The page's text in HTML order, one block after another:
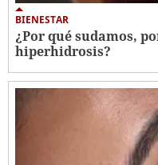
BIENESTAR
¿Por qué sudamos,
hiperhidrosis?